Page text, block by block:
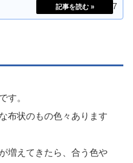
2023.06.17
す。
布状のもの色々あります
増えてきたら、合う色や